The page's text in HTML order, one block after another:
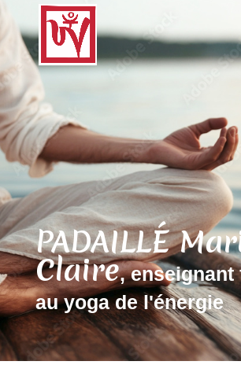
PADAILLÉ
Claire, enseignant
au yoga de l'énergie